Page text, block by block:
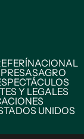
NACIONAL
AGRO
Y LEGALES
UNIDOS